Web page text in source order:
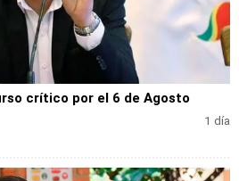
crítico por el 6 de Agosto
1 día